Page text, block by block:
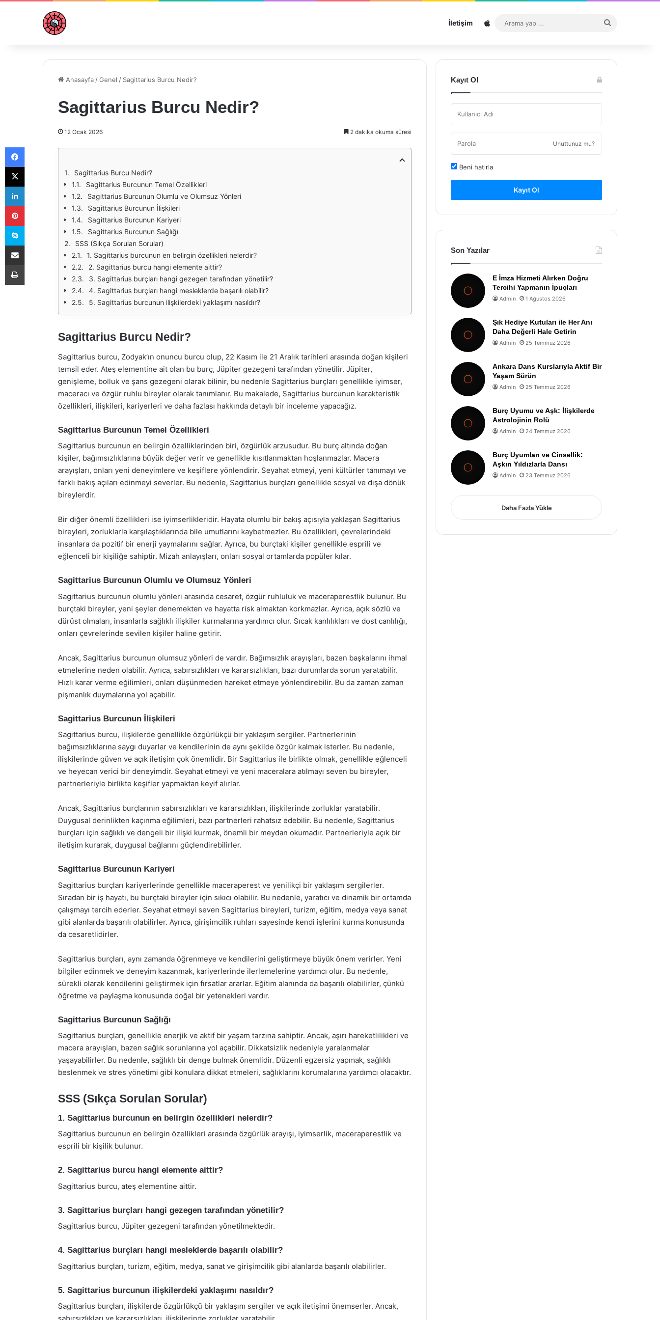
İletişim Sitemap
...
Anasayfa /Genel / Sagittarius Burcu Nedir?
Sagittarius Burcu Nedir?
12 Ocak 2026 2 dakika okuma süresi
Sagittarius Burcu Nedir?
Sagittarius Burcunun Temel Özellikleri
Sagittarius Burcunun Olumlu ve Olumsuz Yönleri
Sagittarius Burcunun İlişkileri
Sagittarius Burcunun Kariyeri
Sagittarius Burcunun Sağlığı
SSS (Sıkça Sorulan Sorular)
1. Sagittarius burcunun en belirgin özellikleri nelerdir?
2. Sagittarius burcu hangi elemente aittir?
3. Sagittarius burçları hangi gezegen tarafından yönetilir?
4. Sagittarius burçları hangi mesleklerde başarılı olabilir?
5. Sagittarius burcunun ilişkilerdeki yaklaşımı nasıldır?
Sagittarius Burcu Nedir?
Sagittarius burcu, Zodyak’ın onuncu burcu olup, 22 Kasım ile 21 Aralık tarihleri arasında doğan kişileri
temsil eder. Ateş elementine ait olan bu burç, Jüpiter gezegeni tarafından yönetilir. Jüpiter,
genişleme, bolluk ve şans gezegeni olarak bilinir, bu nedenle Sagittarius burçları genellikle iyimser,
maceracı ve özgür ruhlu bireyler olarak tanımlanır. Bu makalede, Sagittarius burcunun karakteristik
özellikleri, ilişkileri, kariyerleri ve daha fazlası hakkında detaylı bir inceleme yapacağız.
Sagittarius Burcunun Temel Özellikleri
Sagittarius burcunun en belirgin özelliklerinden biri, özgürlük arzusudur. Bu burç altında doğan
kişiler, bağımsızlıklarına büyük değer verir ve genellikle kısıtlanmaktan hoşlanmazlar. Macera
arayışları, onları yeni deneyimlere ve keşiflere yönlendirir. Seyahat etmeyi, yeni kültürler tanımayı ve
farklı bakış açıları edinmeyi severler. Bu nedenle, Sagittarius burçları genellikle sosyal ve dışa dönük
bireylerdir.
Bir diğer önemli özellikleri ise iyimserlikleridir. Hayata olumlu bir bakış açısıyla yaklaşan Sagittarius
bireyleri, zorluklarla karşılaştıklarında bile umutlarını kaybetmezler. Bu özellikleri, çevrelerindeki
insanlara da pozitif bir enerji yaymalarını sağlar. Ayrıca, bu burçtaki kişiler genellikle esprili ve
eğlenceli bir kişiliğe sahiptir. Mizah anlayışları, onları sosyal ortamlarda popüler kılar.
Sagittarius Burcunun Olumlu ve Olumsuz Yönleri
Sagittarius burcunun olumlu yönleri arasında cesaret, özgür ruhluluk ve maceraperestlik bulunur. Bu
burçtaki bireyler, yeni şeyler denemekten ve hayatta risk almaktan korkmazlar. Ayrıca, açık sözlü ve
dürüst olmaları, insanlarla sağlıklı ilişkiler kurmalarına yardımcı olur. Sıcak kanlılıkları ve dost canlılığı,
onları çevrelerinde sevilen kişiler haline getirir.
Ancak, Sagittarius burcunun olumsuz yönleri de vardır. Bağımsızlık arayışları, bazen başkalarını ihmal
etmelerine neden olabilir. Ayrıca, sabırsızlıkları ve kararsızlıkları, bazı durumlarda sorun yaratabilir.
Hızlı karar verme eğilimleri, onları düşünmeden hareket etmeye yönlendirebilir. Bu da zaman zaman
pişmanlık duymalarına yol açabilir.
Sagittarius Burcunun İlişkileri
Sagittarius burcu, ilişkilerde genellikle özgürlükçü bir yaklaşım sergiler. Partnerlerinin
bağımsızlıklarına saygı duyarlar ve kendilerinin de aynı şekilde özgür kalmak isterler. Bu nedenle,
ilişkilerinde güven ve açık iletişim çok önemlidir. Bir Sagittarius ile birlikte olmak, genellikle eğlenceli
ve heyecan verici bir deneyimdir. Seyahat etmeyi ve yeni maceralara atılmayı seven bu bireyler,
partnerleriyle birlikte keşifler yapmaktan keyif alırlar.
Ancak, Sagittarius burçlarının sabırsızlıkları ve kararsızlıkları, ilişkilerinde zorluklar yaratabilir.
Duygusal derinlikten kaçınma eğilimleri, bazı partnerleri rahatsız edebilir. Bu nedenle, Sagittarius
burçları için sağlıklı ve dengeli bir ilişki kurmak, önemli bir meydan okumadır. Partnerleriyle açık bir
iletişim kurarak, duygusal bağlarını güçlendirebilirler.
Sagittarius Burcunun Kariyeri
Sagittarius burçları kariyerlerinde genellikle maceraperest ve yenilikçi bir yaklaşım sergilerler.
Sıradan bir iş hayatı, bu burçtaki bireyler için sıkıcı olabilir. Bu nedenle, yaratıcı ve dinamik bir ortamda
çalışmayı tercih ederler. Seyahat etmeyi seven Sagittarius bireyleri, turizm, eğitim, medya veya sanat
gibi alanlarda başarılı olabilirler. Ayrıca, girişimcilik ruhları sayesinde kendi işlerini kurma konusunda
da cesaretlidirler.
Sagittarius burçları, aynı zamanda öğrenmeye ve kendilerini geliştirmeye büyük önem verirler. Yeni
bilgiler edinmek ve deneyim kazanmak, kariyerlerinde ilerlemelerine yardımcı olur. Bu nedenle,
sürekli olarak kendilerini geliştirmek için fırsatlar ararlar. Eğitim alanında da başarılı olabilirler, çünkü
öğretme ve paylaşma konusunda doğal bir yetenekleri vardır.
Sagittarius Burcunun Sağlığı
Sagittarius burçları, genellikle enerjik ve aktif bir yaşam tarzına sahiptir. Ancak, aşırı hareketlilikleri ve
macera arayışları, bazen sağlık sorunlarına yol açabilir. Dikkatsizlik nedeniyle yaralanmalar
yaşayabilirler. Bu nedenle, sağlıklı bir denge bulmak önemlidir. Düzenli egzersiz yapmak, sağlıklı
beslenmek ve stres yönetimi gibi konulara dikkat etmeleri, sağlıklarını korumalarına yardımcı olacaktır.
SSS (Sıkça Sorulan Sorular)
1. Sagittarius burcunun en belirgin özellikleri nelerdir?
Sagittarius burcunun en belirgin özellikleri arasında özgürlük arayışı, iyimserlik, maceraperestlik ve
esprili bir kişilik bulunur.
2. Sagittarius burcu hangi elemente aittir?
Sagittarius burcu, ateş elementine aittir.
3. Sagittarius burçları hangi gezegen tarafından yönetilir?
Sagittarius burcu, Jüpiter gezegeni tarafından yönetilmektedir.
4. Sagittarius burçları hangi mesleklerde başarılı olabilir?
Sagittarius burçları, turizm, eğitim, medya, sanat ve girişimcilik gibi alanlarda başarılı olabilirler.
5. Sagittarius burcunun ilişkilerdeki yaklaşımı nasıldır?
Sagittarius burçları, ilişkilerde özgürlükçü bir yaklaşım sergiler ve açık iletişimi önemserler. Ancak,
Kayıt Ol
Unuttunuz mu?
Beni hatırla
Kayıt Ol
Son Yazılar
E İmza Hizmeti Alırken Doğru
Tercihi Yapmanın İpuçları
Admin 1 Ağustos 2026
Şık Hediye Kutuları ile Her Anı
Daha Değerli Hale Getirin
Admin 25 Temmuz 2026
Ankara Dans Kurslarıyla Aktif Bir
Yaşam Sürün
Admin 25 Temmuz 2026
Burç Uyumu ve Aşk: İlişkilerde
Astrolojinin Rolü
Admin 24 Temmuz 2026
Burç Uyumları ve Cinsellik:
Aşkın Yıldızlarla Dansı
Admin 23 Temmuz 2026
Daha Fazla Yükle
Facebook
X
LinkedIn
Pinterest
Skype
E-Posta ile paylaş